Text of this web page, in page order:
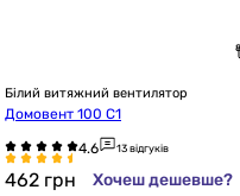
Білий витяжний вентилятор
Домовент 100 С1
13 відгуків
462 грн Хочеш дешевше?